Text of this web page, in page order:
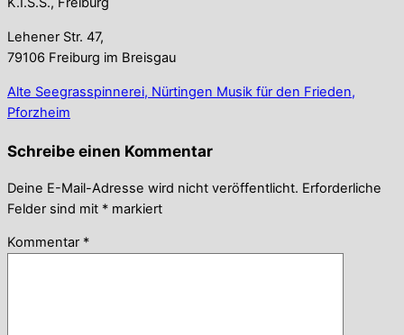
Lehener Str. 47,
79106 Freiburg im Breisgau
Alte Seegrasspinnerei, Nürtingen Musik für den Frieden,
Pforzheim
Schreibe einen Kommentar
Deine E-Mail-Adresse wird nicht veröffentlicht. Erforderliche
Felder sind mit * markiert
Kommentar *